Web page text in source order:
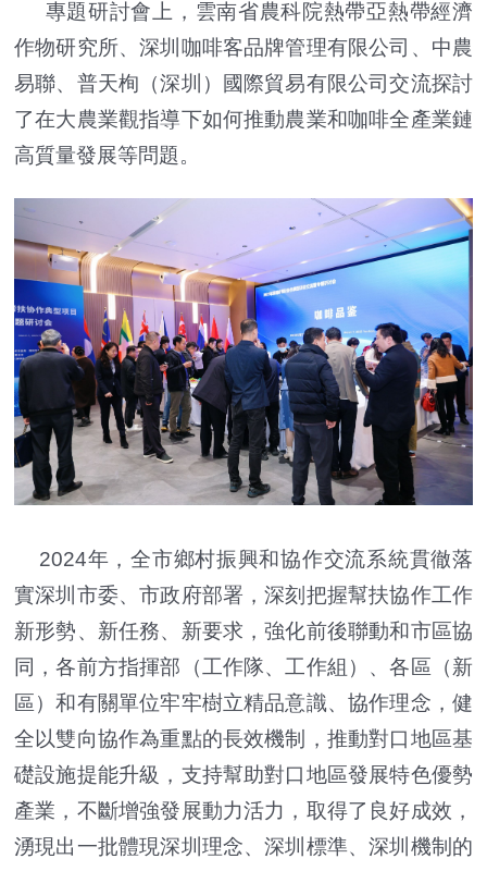
專題研討會上，雲南省農科院熱帶亞熱帶經濟
作物研究所、深圳咖啡客品牌管理有限公司、中農
易聯、普天栒（深圳）國際貿易有限公司交流探討
了在大農業觀指導下如何推動農業和咖啡全產業鏈
高質量發展等問題。
2024年，全市鄉村振興和協作交流系統貫徹落
實深圳市委、市政府部署，深刻把握幫扶協作工作
新形勢、新任務、新要求，強化前後聯動和市區協
同，各前方指揮部（工作隊、工作組）、各區（新
區）和有關單位牢牢樹立精品意識、協作理念，健
全以雙向協作為重點的長效機制，推動對口地區基
礎設施提能升級，支持幫助對口地區發展特色優勢
產業，不斷增強發展動力活力，取得了良好成效，
湧現出一批體現深圳理念、深圳標準、深圳機制的